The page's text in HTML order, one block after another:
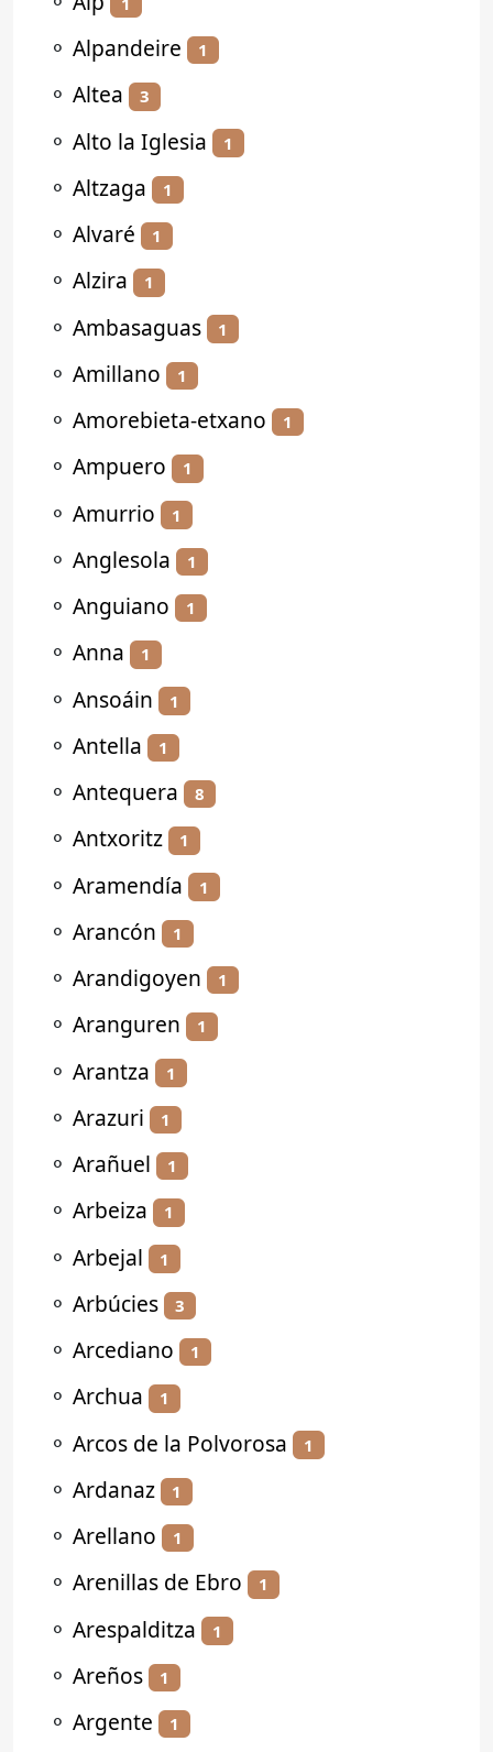
⚬ Alpandeire 1
⚬ Altea 3
⚬ Alto la Iglesia 1
⚬ Altzaga 1
⚬ Alvaré 1
⚬ Alzira 1
⚬ Ambasaguas 1
⚬ Amillano 1
⚬ Amorebieta-etxano 1
⚬ Ampuero 1
⚬ Amurrio 1
⚬ Anglesola 1
⚬ Anguiano 1
⚬ Anna 1
⚬ Ansoáin 1
⚬ Antella 1
⚬ Antequera 8
⚬ Antxoritz 1
⚬ Aramendía 1
⚬ Arancón 1
⚬ Arandigoyen 1
⚬ Aranguren 1
⚬ Arantza 1
⚬ Arazuri 1
⚬ Arañuel 1
⚬ Arbeiza 1
⚬ Arbejal 1
⚬ Arbúcies 3
⚬ Arcediano 1
⚬ Archua 1
⚬ Arcos de la Polvorosa 1
⚬ Ardanaz 1
⚬ Arellano 1
⚬ Arenillas de Ebro 1
⚬ Arespalditza 1
⚬ Areños 1
⚬ Argente 1